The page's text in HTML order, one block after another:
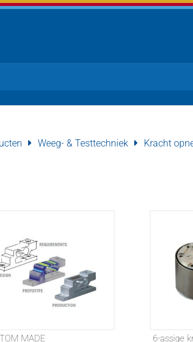
Weeg- & Testtechniek Kracht
MADE
6-assige